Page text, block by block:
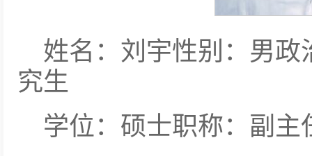
姓名：刘宇性别：男
究生
学位：硕士职称：副主